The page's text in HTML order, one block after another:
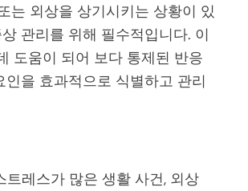
는 외상을 상기시키는 상황이 있
관리를 위해 필수적입니다. 이
도움이 되어 보다 통제된 반응
을 효과적으로 식별하고 관리
트레스가 많은 생활 사건, 외상